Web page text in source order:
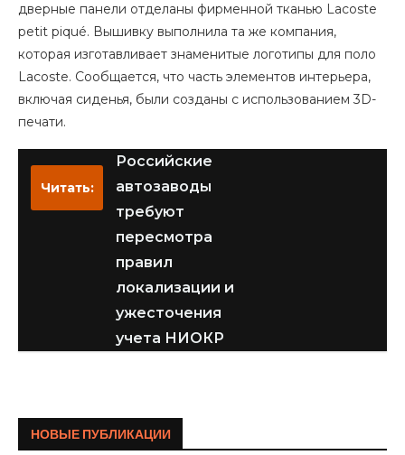
дверные панели отделаны фирменной тканью Lacoste
petit piqué. Вышивку выполнила та же компания,
которая изготавливает знаменитые логотипы для поло
Lacoste. Сообщается, что часть элементов интерьера,
включая сиденья, были созданы с использованием 3D-
печати.
Читать:
Российские
автозаводы
требуют
пересмотра
правил
локализации и
ужесточения
учета НИОКР
НОВЫЕ ПУБЛИКАЦИИ